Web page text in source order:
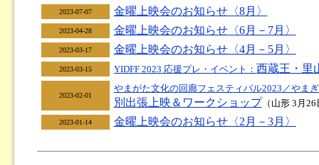
2023-07-07 金曜上映会のお知らせ〈8月〉
2023-04-28 金曜上映会のお知らせ〈6月－7月〉
2023-03-17 金曜上映会のお知らせ〈4月－5月〉
2023-03-15 YIDFF 2023 応援プレ・イベント： 西蔵王・里
2023-02-01
やまがた文化の回廊フェスティバル2023／やま
別出張上映＆ワークショップ （山形 3月
2023-01-14 金曜上映会のお知らせ〈2月－3月〉